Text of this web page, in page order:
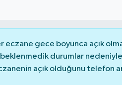
eczane gece boyunca açık
durumlar
açık olduğunu telefon